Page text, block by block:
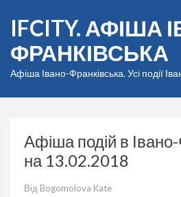
вмісту
(натисніть
Enter)
IFCITY. АФІША
ФРАНКІВСЬКА
Афіша Івано-Франківська. Усі події
Афіша подій в
на 13.02.2018
Від Bogomolova Kate